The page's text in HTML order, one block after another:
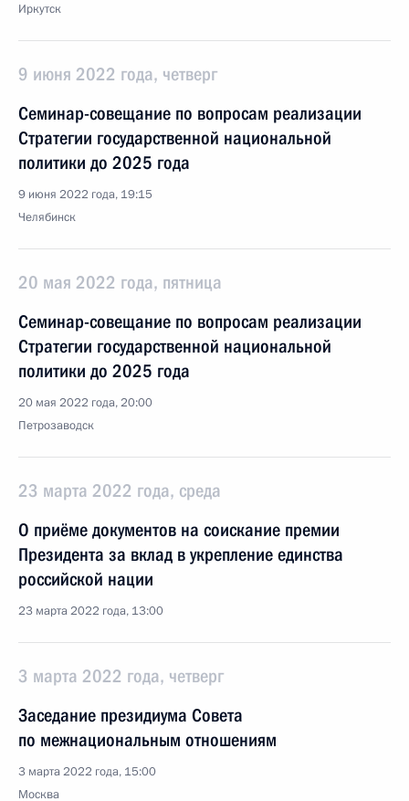
Иркутск
9 июня 2022 года, четверг
Семинар-совещание по вопросам реализации
Стратегии государственной национальной
политики до 2025 года
9 июня 2022 года, 19:15
Челябинск
20 мая 2022 года, пятница
Семинар-совещание по вопросам реализации
Стратегии государственной национальной
политики до 2025 года
20 мая 2022 года, 20:00
Петрозаводск
23 марта 2022 года, среда
О приёме документов на соискание премии
Президента за вклад в укрепление единства
российской нации
23 марта 2022 года, 13:00
3 марта 2022 года, четверг
Заседание президиума Совета
по межнациональным отношениям
3 марта 2022 года, 15:00
Москва